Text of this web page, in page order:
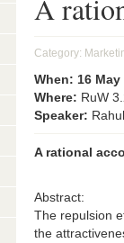
A
Category:
When: 16 May
Where: RuW
Speaker:
A rational
Abstract:
The repulsion
the